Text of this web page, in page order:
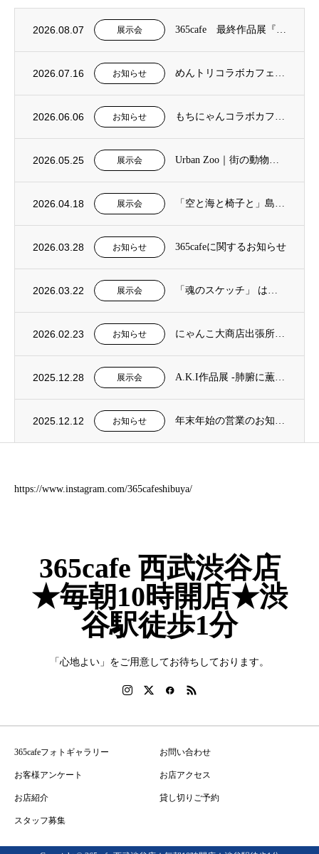
2026.08.07 展示会 365cafe 最終作品展『終わりの、その先へ描くキャンバス展』
2026.07.16 お知らせ めんトリコラボカフェ 2026年8月5日（水）～9月14日（月）
2026.06.06 お知らせ もちにゃんコラボカフェ 2026年7月15日（水）～8月3日（月）
2026.05.25 展示会 Urban Zoo｜街の動物園 中條亜耶作品展 2026年6月3日（水）～7月13日（...
2026.04.18 展示会 「空と海と椅子と」島田勝巳作品展
2026.03.28 お知らせ 365cafeに関するお知らせ
2026.03.22 展示会 「魂のスケッチ」 はらぐろぴかそ×西片信也
2026.02.23 お知らせ にゃんこ大商店出張所 お休み処
2025.12.28 展示会 A.K.I作品展 -肺腑に薫る 2026年1月24日(土) 〜 2月24日(火)
2025.12.12 お知らせ 年末年始の営業のお知らせ※元旦のみ休業
https://www.instagram.com/365cafeshibuya/
365cafe 西武渋谷店
★毎朝10時開店★渋
谷駅徒歩1分
「心地よい」をご用意してお待ちしております。
365cafeフォトギャラリー お問い合わせ
お客様アンケート お店アクセス
お店紹介 貸し切りご予約
スタッフ募集